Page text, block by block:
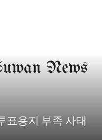
표용지 부족 사태